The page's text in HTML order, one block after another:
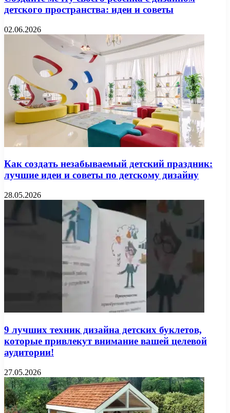
детского пространства: идеи и советы
02.06.2026
Как создать незабываемый детский праздник:
лучшие идеи и советы по детскому дизайну
28.05.2026
9 лучших техник дизайна детских буклетов,
которые привлекут внимание вашей целевой
аудитории!
27.05.2026